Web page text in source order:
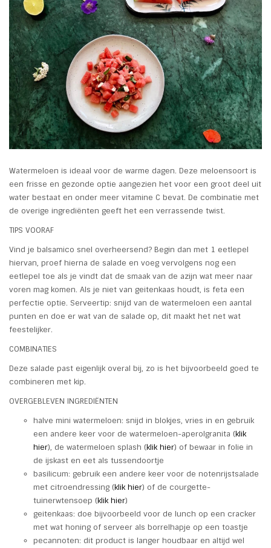
Watermeloen is ideaal voor de warme dagen. Deze meloensoort is
een frisse en gezonde optie aangezien het voor een groot deel uit
water bestaat en onder meer vitamine C bevat. De combinatie met
de overige ingrediënten geeft het een verrassende twist.
TIPS VOORAF
Vind je balsamico snel overheersend? Begin dan met 1 eetlepel
hiervan, proef hierna de salade en voeg vervolgens nog een
eetlepel toe als je vindt dat de smaak van de azijn wat meer naar
voren mag komen. Als je niet van geitenkaas houdt, is feta een
perfectie optie. Serveertip: snijd van de watermeloen een aantal
punten en doe er wat van de salade op, dit maakt het net wat
feestelijker.
COMBINATIES
Deze salade past eigenlijk overal bij, zo is het bijvoorbeeld goed te
combineren met kip.
OVERGEBLEVEN INGREDIËNTEN
halve mini watermeloen: snijd in blokjes, vries in en gebruik
een andere keer voor de watermeloen-aperolgranita (klik
hier), de watermeloen splash (klik hier) of bewaar in folie in
de ijskast en eet als tussendoortje
basilicum: gebruik een andere keer voor de notenrijstsalade
met citroendressing (klik hier) of de courgette-
tuinerwtensoep (klik hier)
geitenkaas: doe bijvoorbeeld voor de lunch op een cracker
met wat honing of serveer als borrelhapje op een toastje
pecannoten: dit product is langer houdbaar en altijd wel